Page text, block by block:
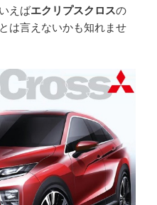
えばエクリプスクロスの
とは言えないかも知れませ